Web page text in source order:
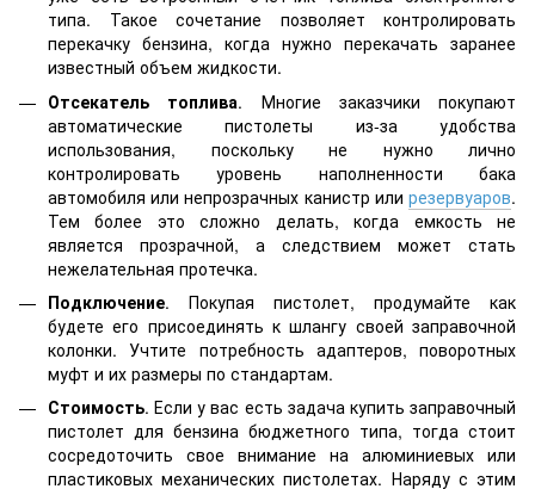
типа. Такое сочетание позволяет контролировать
перекачку бензина, когда нужно перекачать заранее
известный объем жидкости.
Отсекатель топлива. Многие заказчики покупают
автоматические пистолеты из-за удобства
использования, поскольку не нужно лично
контролировать уровень наполненности бака
автомобиля или непрозрачных канистр или резервуаров.
Тем более это сложно делать, когда емкость не
является прозрачной, а следствием может стать
нежелательная протечка.
Подключение. Покупая пистолет, продумайте как
будете его присоединять к шлангу своей заправочной
колонки. Учтите потребность адаптеров, поворотных
муфт и их размеры по стандартам.
Стоимость. Если у вас есть задача купить заправочный
пистолет для бензина бюджетного типа, тогда стоит
сосредоточить свое внимание на алюминиевых или
пластиковых механических пистолетах. Наряду с этим